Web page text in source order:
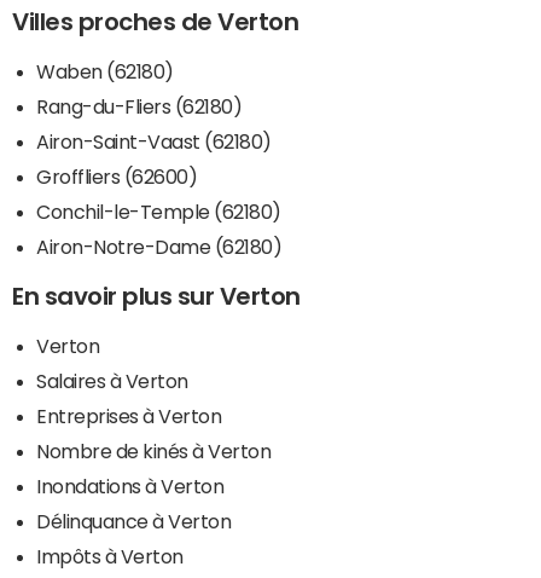
Villes proches de Verton
Waben (62180)
Rang-du-Fliers (62180)
Airon-Saint-Vaast (62180)
Groffliers (62600)
Conchil-le-Temple (62180)
Airon-Notre-Dame (62180)
En savoir plus sur Verton
Verton
Salaires à Verton
Entreprises à Verton
Nombre de kinés à Verton
Inondations à Verton
Délinquance à Verton
Impôts à Verton